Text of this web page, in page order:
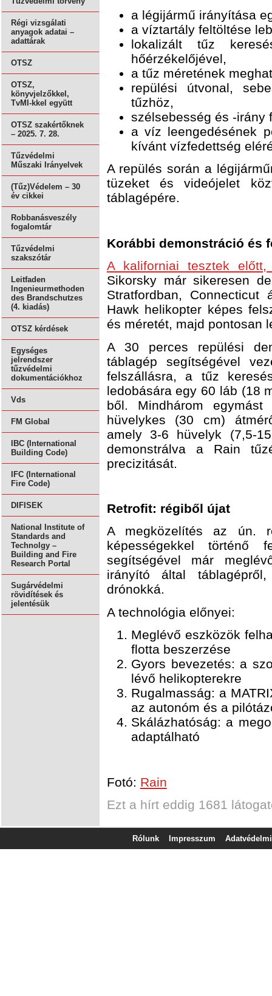
Régi vizsgálati
anyagok adatai –
adattárak
OTSZ
OTSZ,
könyvjelzőkkel,
TvMI-kkel együtt
OTSZ szakértőknek
– 2025. 7. 28.
Tűzvédelmi
Műszaki Irányelvek
(Tűz)Védelem – 30
év cikkei
Robbanásveszély
fogalomtár
Tűzvédelmi
szakszótár
Leitfaden
Ingenieurmethoden
des Brandschutzes
(4. kiadás)
OTSZ kérdések
Egységes
jelrendszer
tűzvédelmi
dokumentációkhoz
Vds
FM Global
IBC (International
Building Code)
IFC (International
Fire Code)
DIFISEK
National Institute of
Standards and
Technolgy –
Building and Fire
Research Portal
Sugárvédelmi
rövidítések és
jelentésük
a légijármű irányítása
a víztartály feltöltése
lokalizált tűz
hőérzékelőjével,
a tűz méretének
repülési útvonal,
tűzhöz,
szélsebesség és -irány
a víz leengedésének
kívánt vízfedettség
A repülés során a
tüzeket és videójelet
táblagépére.
Korábbi demonstráció és
A kaliforniai tesztek előtt,
Sikorsky már sikeresen
Stratfordban,
Hawk helikopter képes
és méretét, majd pontosan
A 30 perces repülési
táblagép segítségével
felszállásra, a tűz
ledobására egy 60 láb (18
ből. Mindhárom
hüvelykes (30 cm)
amely 3-6 hüvelyk (7,5-
demonstrálva a Rain
precizitását.
Retrofit: régiből újat
A megközelítés az ún.
képességekkel történő
segítségével már
irányító által
drónokká.
A technológia előnyei:
Meglévő eszközök
flotta beszerzése
Gyors bevezetés: a
lévő helikopterekre
Rugalmasság: a
az autonóm és a
Skálázhatóság: a
adaptálható
Fotó: Rain
Ezt a hírt eddig 1681
Rólunk Impresszum